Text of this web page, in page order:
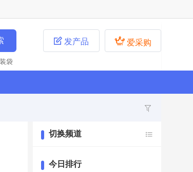
袋
泵
分析
 爱采购
 发产品
切换频道
今日排行